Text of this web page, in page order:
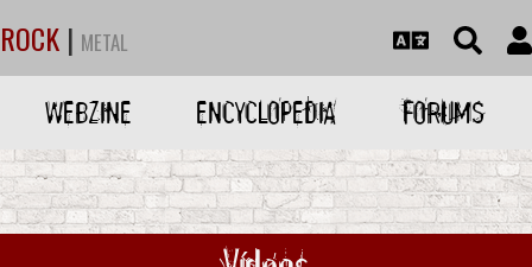
ROCK | METAL
WEBZINE ENCYCLOPEDIA FORUMS